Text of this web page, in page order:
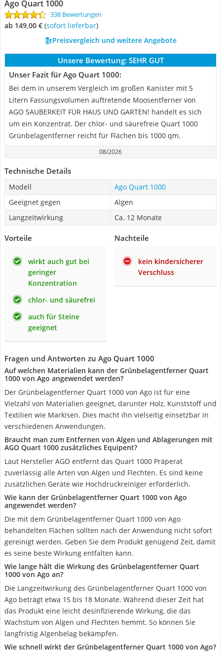
Ago Quart 1000
338 Bewertungen
ab 149,00 € ( Sofort lieferbar)
Preisvergleich und weitere Angebote
Unsere Bewertung: SEHR GUT
Unser Fazit für Ago Quart 1000:
Bei dem in unserem Vergleich im großen Kanister mit 5
Litern Fassungsvolumen auftretende Moosentferner von
AGO SAUBERKEIT FÜR HAUS UND GARTEN! handelt es sich
um ein Konzentrat. Der chlor- und säurefreie Quart 1000
Grünbelagentferner reicht für Flächen bis 1000 qm.
08/2026
Technische Details
Modell
Ago Quart 1000
Geeignet gegen
Algen
Langzeitwirkung
Ca. 12 Monate
Vorteile
wirkt auch gut bei
geringer
Konzentration
chlor- und säurefrei
auch für Steine
geeignet
Nachteile
kein kindersicherer
Verschluss
Fragen und Antworten zu Ago Quart 1000
Auf welchen Materialien kann der Grünbelagentferner Quart
1000 von Ago angewendet werden?
Der Grünbelagentferner Quart 1000 von Ago ist für eine
Vielzahl von Materialien geeignet, darunter Holz, Kunststoff und
Textilien wie Markisen. Dies macht ihn vielseitig einsetzbar in
verschiedenen Anwendungen.
Braucht man zum Entfernen von Algen und Ablagerungen mit
AGO Quart 1000 zusätzliches Equipent?
Laut Hersteller AGO entfernt das Quart 1000 Präperat
zuverlässig alle Arten von Algen und Flechten. Es sind keine
zusätzlichen Geräte wie Hochdruckreiniger erforderlich.
Wie kann der Grünbelagentferner Quart 1000 von Ago
angewendet werden?
Die mit dem Grünbelagentferner Quart 1000 von Ago
behandelten Flächen sollten nach der Anwendung nicht sofort
gereinigt werden. Geben Sie dem Produkt genügend Zeit, damit
es seine beste Wirkung entfalten kann.
Wie lange hält die Wirkung des Grünbelagentferner Quart
1000 von Ago an?
Die Langzeitwirkung des Grünbelagentferner Quart 1000 von
Ago beträgt etwa 15 bis 18 Monate. Während dieser Zeit hat
das Produkt eine leicht desinfizierende Wirkung, die das
Wachstum von Algen und Flechten hemmt. So können Sie
langfristig Algenbelag bekämpfen.
Wie schnell wirkt der Grünbelagentferner Quart 1000 von Ago?